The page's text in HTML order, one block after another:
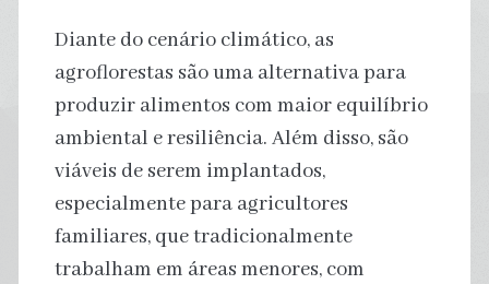
Diante do cenário climático, as
agroflorestas são uma alternativa para
produzir alimentos com maior equilíbrio
ambiental e resiliência. Além disso, são
viáveis de serem implantados,
especialmente para agricultores
familiares, que tradicionalmente
trabalham em áreas menores, com